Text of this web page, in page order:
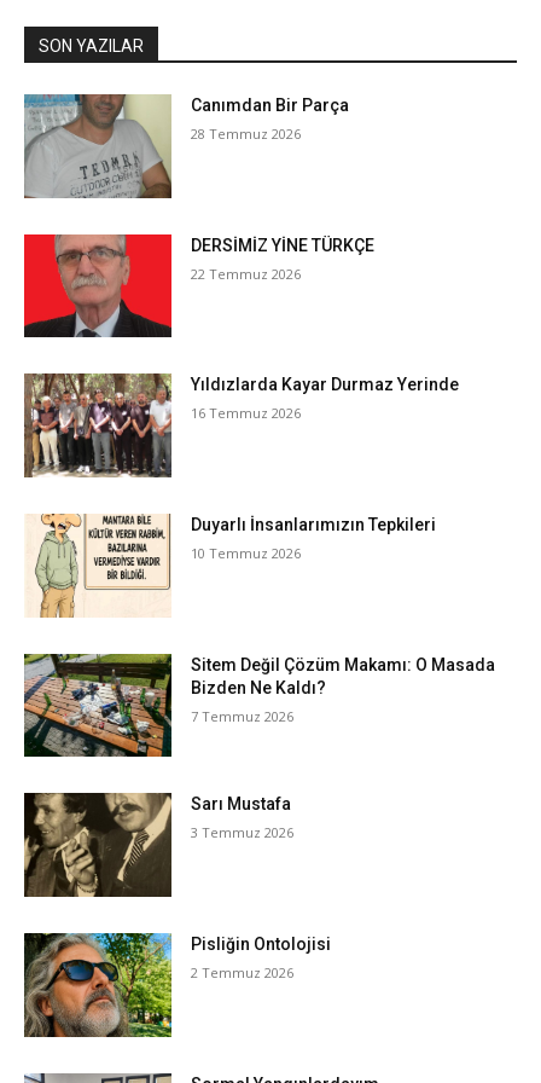
SON YAZILAR
Canımdan Bir Parça
28 Temmuz 2026
DERSİMİZ YİNE TÜRKÇE
22 Temmuz 2026
Yıldızlarda Kayar Durmaz Yerinde
16 Temmuz 2026
Duyarlı İnsanlarımızın Tepkileri
10 Temmuz 2026
Sitem Değil Çözüm Makamı: O Masada
Bizden Ne Kaldı?
7 Temmuz 2026
Sarı Mustafa
3 Temmuz 2026
Pisliğin Ontolojisi
2 Temmuz 2026